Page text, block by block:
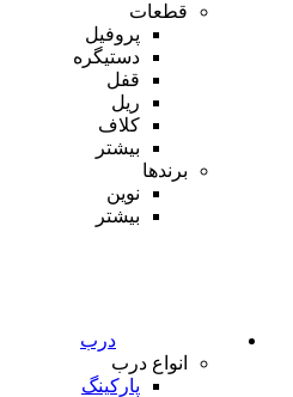
قطعات
پروفیل
دستیگره
قفل
ریل
کلاف
بیشتر
برندها
نوین
بیشتر
درب
انواع درب
پارکینگ